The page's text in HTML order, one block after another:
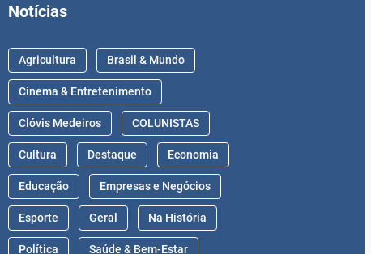
Notícias
Agricultura Brasil & Mundo
Cinema & Entretenimento
Clóvis Medeiros COLUNISTAS
Cultura Destaque Economia
Educação Empresas e Negócios
Esporte Geral Na História
Política Saúde & Bem-Estar